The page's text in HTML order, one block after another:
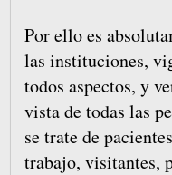
Por ello es
las instituciones,
todos aspectos, y
vista de todas las
se trate de
trabajo, visitantes,